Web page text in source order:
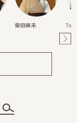
柴田麻未